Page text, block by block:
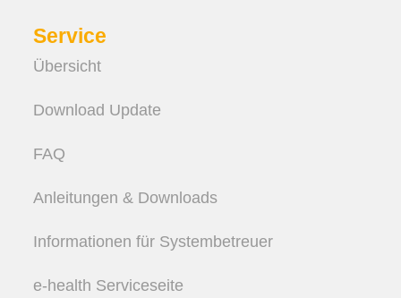
Service
Übersicht
Download Update
FAQ
Anleitungen & Downloads
Informationen für Systembetreuer
e-health Serviceseite